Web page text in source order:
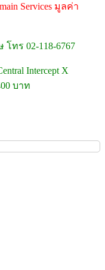
Services มูลค่า
โทร 02-118-6767
Intercept X
บาท